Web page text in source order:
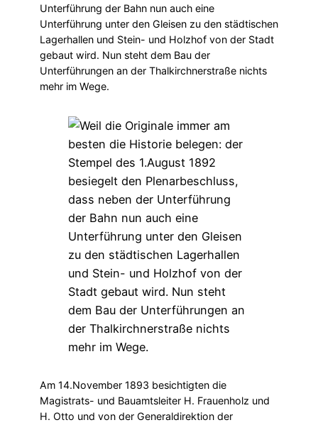
Unterführung der Bahn nun auch eine
Unterführung unter den Gleisen zu den städtischen
Lagerhallen und Stein- und Holzhof von der Stadt
gebaut wird. Nun steht dem Bau der
Unterführungen an der Thalkirchnerstraße nichts
mehr im Wege.
Am 14.November 1893 besichtigten die
Magistrats- und Bauamtsleiter H. Frauenholz und
H. Otto und von der Generaldirektion der